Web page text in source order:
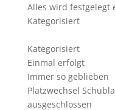
Alles wird festgelegt
Kategorisiert
Kategorisiert
Einmal erfolgt
Immer so geblieben
Platzwechsel
ausgeschlossen